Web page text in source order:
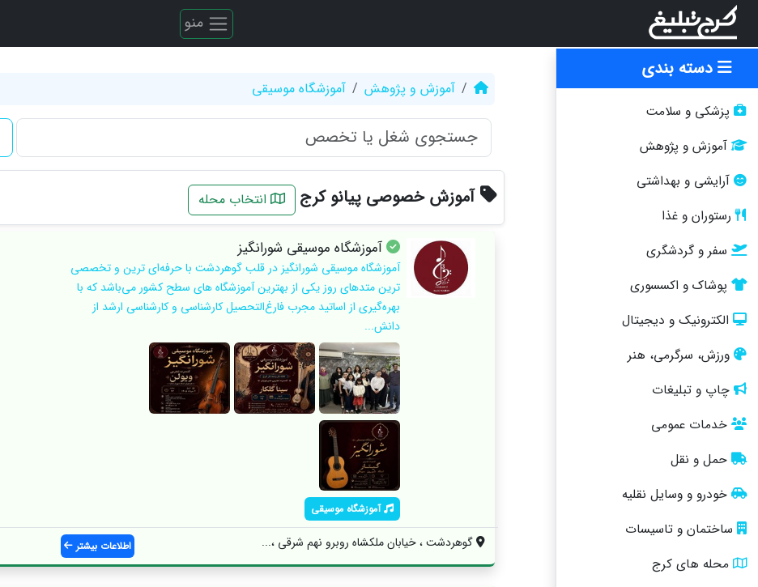
منو
دسته بندی
پزشکی و سلامت
آموزش و پژوهش
آرایشی و بهداشتی
رستوران و غذا
سفر و گردشگری
پوشاک و اکسسوری
الکترونیک و دیجیتال
ورزش، سرگرمی، هنر
چاپ و تبلیغات
خدمات عمومی
حمل و نقل
خودرو و وسایل نقلیه
ساختمان و تاسیسات
محله های کرج
آموزش و پژوهش آموزشگاه موسیقی
آموزش خصوصی پیانو کرج انتخاب محله
آموزشگاه موسیقی شورانگیز
آموزشگاه موسیقی شورانگیز در قلب گوهردشت با حرفه‌ای ترین و تخصصی
ترین متدهای روز یکی از بهترین آموزشگاه های سطح کشور می‌باشد که با
بهره‌گیری از اساتید مجرب فارغ‌التحصیل کارشناسی و کارشناسی ارشد از
دانش...
آموزشگاه موسیقی
گوهردشت ، خیابان ملکشاه روبرو نهم شرقی ،... اطلاعات بیشتر